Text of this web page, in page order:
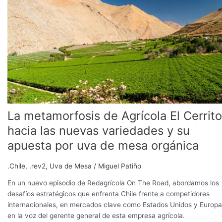
La metamorfosis de Agrícola El Cerrito
hacia las nuevas variedades y su
apuesta por uva de mesa orgánica
.Chile, .rev2, Uva de Mesa / Miguel Patiño
En un nuevo episodio de Redagrícola On The Road, abordamos los
desafíos estratégicos que enfrenta Chile frente a competidores
internacionales, en mercados clave como Estados Unidos y
en la voz del gerente general de esta empresa agrícola.
de
Agrícola
El
Cerrito
hacia
las
nuevas
variedades
y
su
apuesta
por
uva
de
orgánica